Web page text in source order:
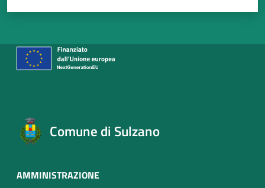
Comune di Sulzano
AMMINISTRAZIONE